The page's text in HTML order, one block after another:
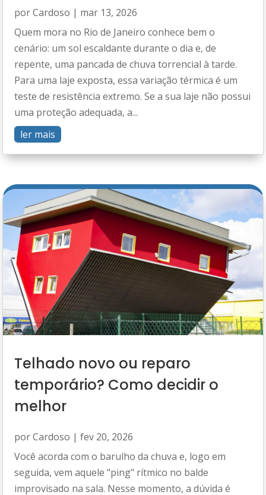
porCardoso | mar 13, 2026
Quem mora no Rio de Janeiro conhece bem o
cenário: um sol escaldante durante o dia e, de
repente, uma pancada de chuva torrencial à tarde.
Para uma laje exposta, essa variação térmica é um
teste de resistência extremo. Se a sua laje não possui
uma proteção adequada, a...
ler mais
Telhado novo ou reparo
temporário? Como decidir o
melhor
porCardoso |fev 20, 2026
Você acorda com o barulho da chuva e, logo em
seguida, vem aquele "ping" rítmico no balde
improvisado na sala. Nesse momento, a dúvida é